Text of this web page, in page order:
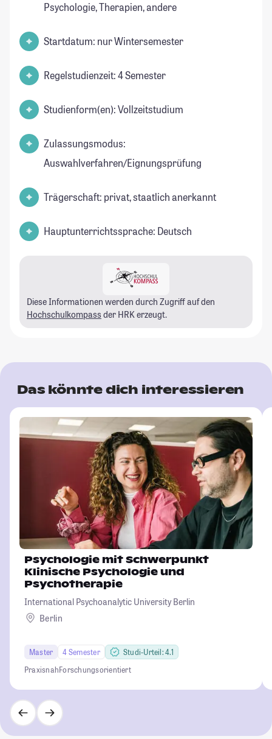
Psychologie, Therapien, andere
Startdatum: nur Wintersemester
Regelstudienzeit: 4 Semester
Studienform(en): Vollzeitstudium
Zulassungsmodus:
Auswahlverfahren/Eignungsprüfung
Trägerschaft: privat, staatlich anerkannt
Hauptunterrichtssprache: Deutsch
Diese Informationen werden durch Zugriff auf den
Hochschulkompass der HRK erzeugt.
Das könnte dich interessieren
Psychologie mit Schwerpunkt
Klinische Psychologie und
Psychotherapie
International Psychoanalytic University Berlin
Berlin
Master 4 Semester
Studi-Urteil: 4.1
PraxisnahForschungsorientiert